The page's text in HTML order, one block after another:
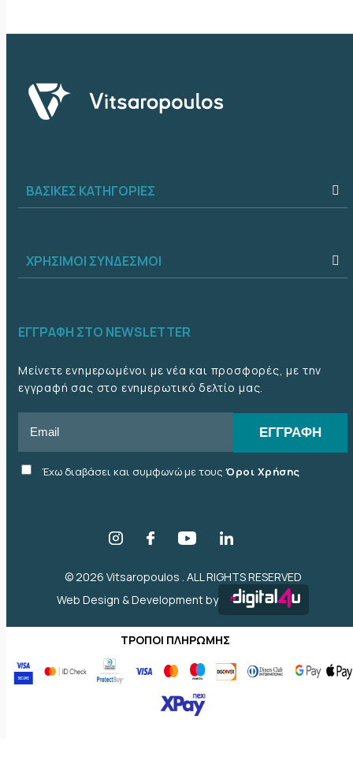
ΒΑΣΙΚΈΣ ΚΑΤΗΓΟΡΊΕΣ
ΧΡΉΣΙΜΟΙ ΣΎΝΔΕΣΜΟΙ
ΕΓΓΡΑΦΉ ΣΤΟ NEWSLETTER
Μείνετε ενημερωμένοι με νέα και προσφορές, με την
εγγραφή σας στο ενημερωτικό δελτίο μας.
ΕΓΓΡΑΦΉ
AcceptΈχω διαβάσει και συμφωνώ με τους Όροι Χρήσης
© 2026 Vitsaropoulos . ALL RIGHTS RESERVED
Web Design & Development by
ΤΡΌΠΟΙ ΠΛΗΡΩΜΉΣ